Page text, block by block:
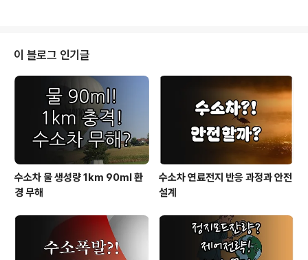
성되는 글로벌 네트워크 산업입니다." 국제 협력이 가져올
핵심 가치기술 표준 정립: 국가 간 충전 규격 및 안전 기준
통합으로 시장 진입 장벽 완화공급망 안정화: 수소 생산국
과 소비국을 잇는 글로벌 수소 공급망(GSC) 구축규모의
경제: 글로벌 공동 수요 창출을 통한 생산 단가 절감 및 보
급 가속화현재 세계 각국은 유례없는 기..
이 블로그 인기글
수소차 물 생성량 1km 90ml 환
경 무해
수소차 연료전지 반응 과정과 안전
설계